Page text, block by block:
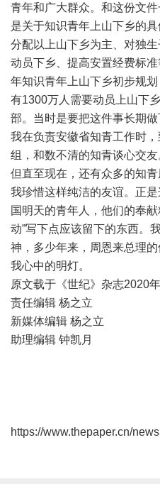
青年和广大群众。和这份文
是关于知识青年上山下乡的
分配以上山下乡为主、对独
动员下乡、提高安置经费标
年知识青年上山下乡初步规
有1300万人需要动员上山下
部。当时是要把这件事长期做
我在负责安徽省知青工作时
组，和数不清的知青谈心交
但直至现在，还有众多的知
我珍惜这样纯洁的友谊。正
国明天的青年人，他们的奉
动”写下点应该留下的东西。
神，多少年来，周恩来总理
我心中的明灯。
原文载于《世纪》杂志2020
责任编辑 杨之立
新媒体编辑 杨之立
助理编辑 钟凯月
https://www.thepaper.cn/